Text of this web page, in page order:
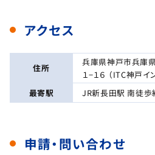
アクセス
住所
兵庫県神戸市兵庫
１−１６ （ITC神戸イ
最寄駅
JR新長田駅 南徒歩
申請・問い合わせ